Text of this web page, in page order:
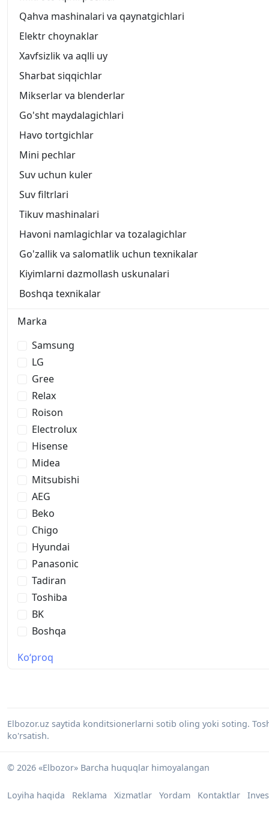
Qahva mashinalari va qaynatgichlari
Elektr choynaklar
Xavfsizlik va aqlli uy
Sharbat siqqichlar
Mikserlar va blenderlar
Go'sht maydalagichlari
Havo tortgichlar
Mini pechlar
Suv uchun kuler
Suv filtrlari
Tikuv mashinalari
Havoni namlagichlar va tozalagichlar
Go'zallik va salomatlik uchun texnikalar
Kiyimlarni dazmollash uskunalari
Boshqa texnikalar
Marka
Samsung
LG
Gree
Relax
Roison
Electrolux
Hisense
Midea
Mitsubishi
AEG
Beko
Chigo
Hyundai
Panasonic
Tadiran
Toshiba
BK
Boshqa
Ko‘proq
Elbozor.uz saytida konditsionerlarni sotib oling yoki soting.
ko'rsatish.
© 2026 «Elbozor» Barcha huquqlar himoyalangan
Loyiha haqida Reklama Xizmatlar Yordam Kontaktlar